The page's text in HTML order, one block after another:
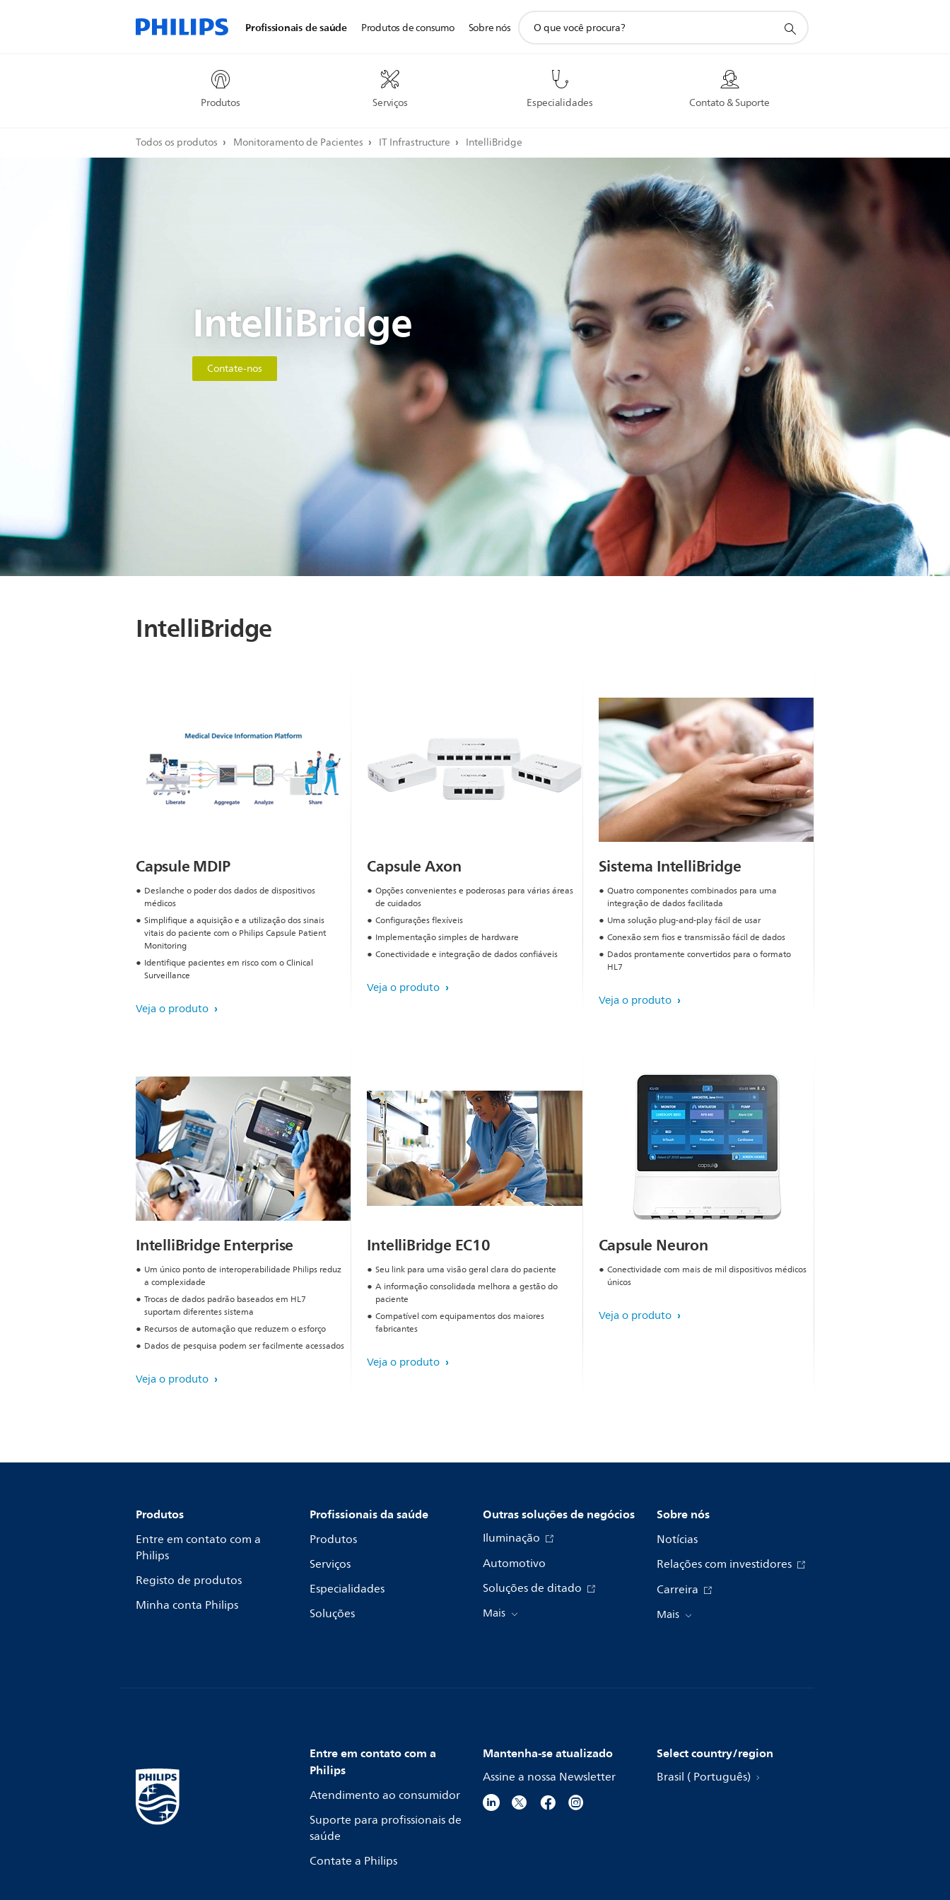
Profissionais de saúde
Produtos Serviços Especialidades Contato & Suporte
Produtos de consumo Sobre nós
suporte
Todos os produtos Monitoramento de Pacientes IT Infrastructure IntelliBridge
IntelliBridge
Contate-nos
IntelliBridge
Capsule MDIP
Deslanche o poder dos dados de dispositivos
médicos
Simplifique a aquisição e a utilização dos sinais
vitais do paciente com o Philips Capsule Patient
Monitoring
Identifique pacientes em risco com o Clinical
Surveillance
Veja o produto
Capsule Axon
Opções convenientes e poderosas para várias áreas
de cuidados
Configurações flexíveis
Implementação simples de hardware
Conectividade e integração de dados confiáveis
Veja o produto
Sistema IntelliBridge
Quatro componentes combinados para uma
integração de dados facilitada
Uma solução plug-and-play fácil de usar
Conexão sem fios e transmissão fácil de dados
Dados prontamente convertidos para o formato
HL7
Veja o produto
IntelliBridge Enterprise
Um único ponto de interoperabilidade Philips reduz
a complexidade
Trocas de dados padrão baseados em HL7
suportam diferentes sistema
Recursos de automação que reduzem o esforço
Dados de pesquisa podem ser facilmente acessados
Veja o produto
IntelliBridge EC10
Seu link para uma visão geral clara do paciente
A informação consolidada melhora a gestão do
paciente
Compatível com equipamentos dos maiores
fabricantes
Veja o produto
Capsule Neuron
Conectividade com mais de mil dispositivos médicos
únicos
Veja o produto
Produtos
Entre em contato com a
Philips
Registo de produtos
Minha conta Philips
Profissionais da saúde
Produtos
Serviços
Especialidades
Soluções
Outras soluções de negócios
Iluminação
Automotivo
Soluções de ditado
Mais
Sobre nós
Notícias
Relações com investidores
Carreira
Mais
Entre em contato com a
Philips
Atendimento ao consumidor
Suporte para profissionais de
saúde
Contate a Philips
Mantenha-se atualizado
Assine a nossa Newsletter
Select country/region
Brasil ( Português)